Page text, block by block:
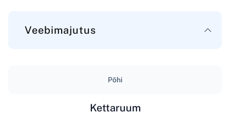
Veebimajutus
Põhi
Kettaruum